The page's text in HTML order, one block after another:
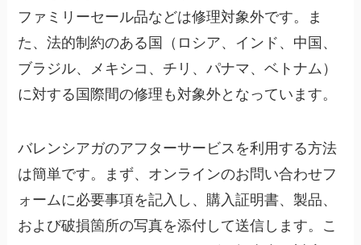
ファミリーセール品などは修理対象外です。ま
た、法的制約のある国（ロシア、インド、中国、
ブラジル、メキシコ、チリ、パナマ、ベトナム）
に対する国際間の修理も対象外となっています。
バレンシアガのアフターサービスを利用する方法
は簡単です。まず、オンラインのお問い合わせフ
ォームに必要事項を記入し、購入証明書、製品、
および破損箇所の写真を添付して送信します。こ